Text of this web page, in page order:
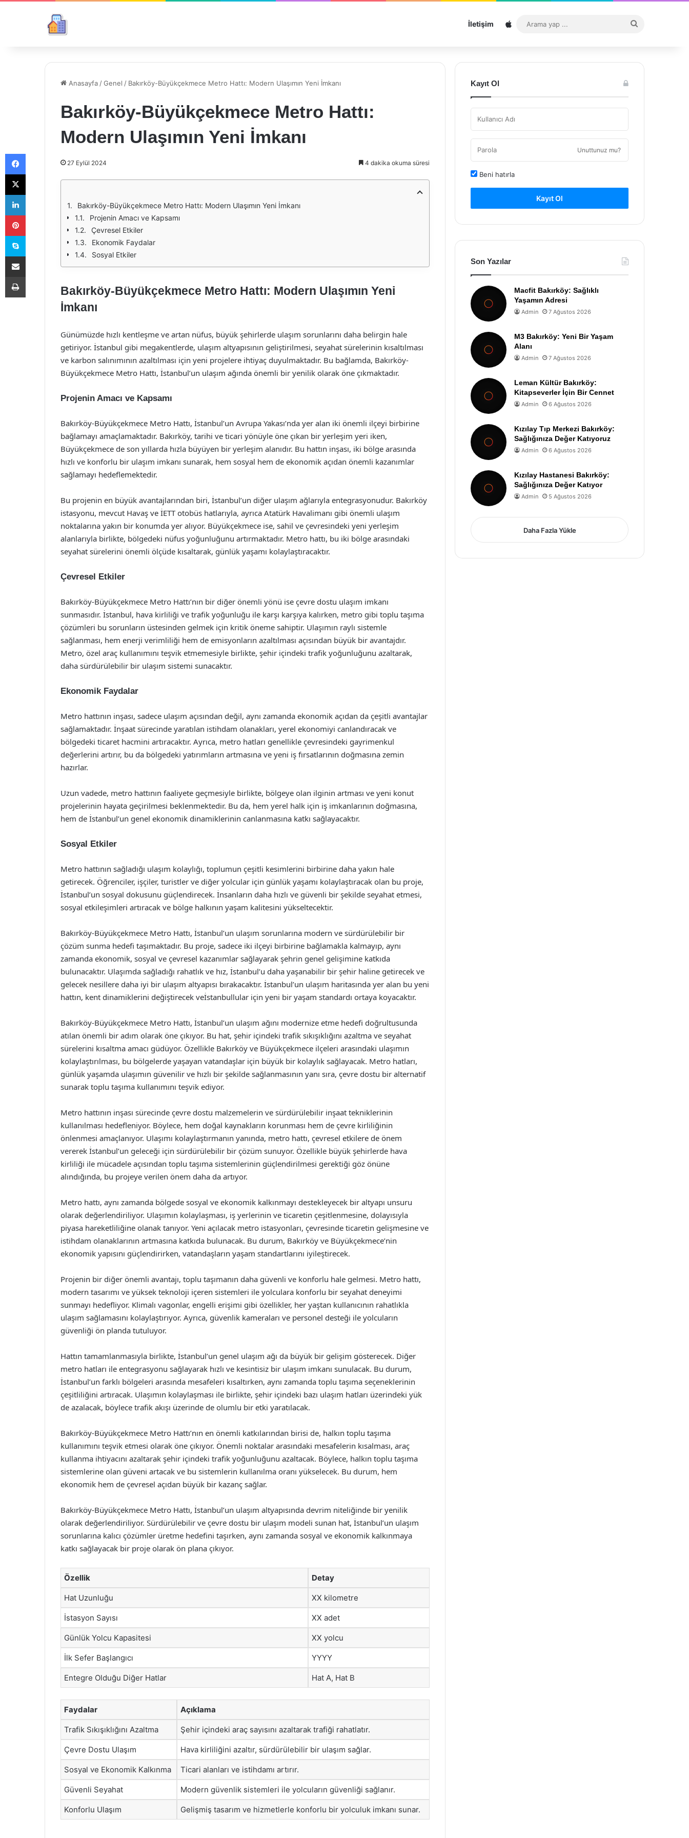
İletişim Sitemap
...
Anasayfa /Genel / Bakırköy-Büyükçekmece Metro Hattı: Modern Ulaşımın Yeni İmkanı
Bakırköy-Büyükçekmece Metro Hattı:
Modern Ulaşımın Yeni İmkanı
27 Eylül 2024 4 dakika okuma süresi
Bakırköy-Büyükçekmece Metro Hattı: Modern Ulaşımın Yeni İmkanı
Projenin Amacı ve Kapsamı
Çevresel Etkiler
Ekonomik Faydalar
Sosyal Etkiler
Bakırköy-Büyükçekmece Metro Hattı: Modern Ulaşımın Yeni
İmkanı
Günümüzde hızlı kentleşme ve artan nüfus, büyük şehirlerde ulaşım sorunlarını daha belirgin hale
getiriyor. İstanbul gibi megakentlerde, ulaşım altyapısının geliştirilmesi, seyahat sürelerinin kısaltılması
ve karbon salınımının azaltılması için yeni projelere ihtiyaç duyulmaktadır. Bu bağlamda, Bakırköy-
Büyükçekmece Metro Hattı, İstanbul’un ulaşım ağında önemli bir yenilik olarak öne çıkmaktadır.
Projenin Amacı ve Kapsamı
Bakırköy-Büyükçekmece Metro Hattı, İstanbul’un Avrupa Yakası’nda yer alan iki önemli ilçeyi birbirine
bağlamayı amaçlamaktadır. Bakırköy, tarihi ve ticari yönüyle öne çıkan bir yerleşim yeri iken,
Büyükçekmece de son yıllarda hızla büyüyen bir yerleşim alanıdır. Bu hattın inşası, iki bölge arasında
hızlı ve konforlu bir ulaşım imkanı sunarak, hem sosyal hem de ekonomik açıdan önemli kazanımlar
sağlamayı hedeflemektedir.
Bu projenin en büyük avantajlarından biri, İstanbul’un diğer ulaşım ağlarıyla entegrasyonudur. Bakırköy
istasyonu, mevcut Havaş ve İETT otobüs hatlarıyla, ayrıca Atatürk Havalimanı gibi önemli ulaşım
noktalarına yakın bir konumda yer alıyor. Büyükçekmece ise, sahil ve çevresindeki yeni yerleşim
alanlarıyla birlikte, bölgedeki nüfus yoğunluğunu artırmaktadır. Metro hattı, bu iki bölge arasındaki
seyahat sürelerini önemli ölçüde kısaltarak, günlük yaşamı kolaylaştıracaktır.
Çevresel Etkiler
Bakırköy-Büyükçekmece Metro Hattı’nın bir diğer önemli yönü ise çevre dostu ulaşım imkanı
sunmasıdır. İstanbul, hava kirliliği ve trafik yoğunluğu ile karşı karşıya kalırken, metro gibi toplu taşıma
çözümleri bu sorunların üstesinden gelmek için kritik öneme sahiptir. Ulaşımın raylı sistemle
sağlanması, hem enerji verimliliği hem de emisyonların azaltılması açısından büyük bir avantajdır.
Metro, özel araç kullanımını teşvik etmemesiyle birlikte, şehir içindeki trafik yoğunluğunu azaltarak,
daha sürdürülebilir bir ulaşım sistemi sunacaktır.
Ekonomik Faydalar
Metro hattının inşası, sadece ulaşım açısından değil, aynı zamanda ekonomik açıdan da çeşitli avantajlar
sağlamaktadır. İnşaat sürecinde yaratılan istihdam olanakları, yerel ekonomiyi canlandıracak ve
bölgedeki ticaret hacmini artıracaktır. Ayrıca, metro hatları genellikle çevresindeki gayrimenkul
değerlerini artırır, bu da bölgedeki yatırımların artmasına ve yeni iş fırsatlarının doğmasına zemin
hazırlar.
Uzun vadede, metro hattının faaliyete geçmesiyle birlikte, bölgeye olan ilginin artması ve yeni konut
projelerinin hayata geçirilmesi beklenmektedir. Bu da, hem yerel halk için iş imkanlarının doğmasına,
hem de İstanbul’un genel ekonomik dinamiklerinin canlanmasına katkı sağlayacaktır.
Sosyal Etkiler
Metro hattının sağladığı ulaşım kolaylığı, toplumun çeşitli kesimlerini birbirine daha yakın hale
getirecek. Öğrenciler, işçiler, turistler ve diğer yolcular için günlük yaşamı kolaylaştıracak olan bu proje,
İstanbul’un sosyal dokusunu güçlendirecek. İnsanların daha hızlı ve güvenli bir şekilde seyahat etmesi,
sosyal etkileşimleri artıracak ve bölge halkının yaşam kalitesini yükseltecektir.
Bakırköy-Büyükçekmece Metro Hattı, İstanbul’un ulaşım sorunlarına modern ve sürdürülebilir bir
çözüm sunma hedefi taşımaktadır. Bu proje, sadece iki ilçeyi birbirine bağlamakla kalmayıp, aynı
zamanda ekonomik, sosyal ve çevresel kazanımlar sağlayarak şehrin genel gelişimine katkıda
bulunacaktır. Ulaşımda sağladığı rahatlık ve hız, İstanbul’u daha yaşanabilir bir şehir haline getirecek ve
gelecek nesillere daha iyi bir ulaşım altyapısı bırakacaktır. İstanbul’un ulaşım haritasında yer alan bu yeni
hattın, kent dinamiklerini değiştirecek veİstanbullular için yeni bir yaşam standardı ortaya koyacaktır.
Bakırköy-Büyükçekmece Metro Hattı, İstanbul’un ulaşım ağını modernize etme hedefi doğrultusunda
atılan önemli bir adım olarak öne çıkıyor. Bu hat, şehir içindeki trafik sıkışıklığını azaltma ve seyahat
sürelerini kısaltma amacı güdüyor. Özellikle Bakırköy ve Büyükçekmece ilçeleri arasındaki ulaşımın
kolaylaştırılması, bu bölgelerde yaşayan vatandaşlar için büyük bir kolaylık sağlayacak. Metro hatları,
günlük yaşamda ulaşımın güvenilir ve hızlı bir şekilde sağlanmasının yanı sıra, çevre dostu bir alternatif
sunarak toplu taşıma kullanımını teşvik ediyor.
Metro hattının inşası sürecinde çevre dostu malzemelerin ve sürdürülebilir inşaat tekniklerinin
kullanılması hedefleniyor. Böylece, hem doğal kaynakların korunması hem de çevre kirliliğinin
önlenmesi amaçlanıyor. Ulaşımı kolaylaştırmanın yanında, metro hattı, çevresel etkilere de önem
vererek İstanbul’un geleceği için sürdürülebilir bir çözüm sunuyor. Özellikle büyük şehirlerde hava
kirliliği ile mücadele açısından toplu taşıma sistemlerinin güçlendirilmesi gerektiği göz önüne
alındığında, bu projeye verilen önem daha da artıyor.
Metro hattı, aynı zamanda bölgede sosyal ve ekonomik kalkınmayı destekleyecek bir altyapı unsuru
olarak değerlendiriliyor. Ulaşımın kolaylaşması, iş yerlerinin ve ticaretin çeşitlenmesine, dolayısıyla
piyasa hareketliliğine olanak tanıyor. Yeni açılacak metro istasyonları, çevresinde ticaretin gelişmesine ve
istihdam olanaklarının artmasına katkıda bulunacak. Bu durum, Bakırköy ve Büyükçekmece’nin
ekonomik yapısını güçlendirirken, vatandaşların yaşam standartlarını iyileştirecek.
Projenin bir diğer önemli avantajı, toplu taşımanın daha güvenli ve konforlu hale gelmesi. Metro hattı,
modern tasarımı ve yüksek teknoloji içeren sistemleri ile yolculara konforlu bir seyahat deneyimi
sunmayı hedefliyor. Klimalı vagonlar, engelli erişimi gibi özellikler, her yaştan kullanıcının rahatlıkla
ulaşım sağlamasını kolaylaştırıyor. Ayrıca, güvenlik kameraları ve personel desteği ile yolcuların
güvenliği ön planda tutuluyor.
Hattın tamamlanmasıyla birlikte, İstanbul’un genel ulaşım ağı da büyük bir gelişim gösterecek. Diğer
metro hatları ile entegrasyonu sağlayarak hızlı ve kesintisiz bir ulaşım imkanı sunulacak. Bu durum,
İstanbul’un farklı bölgeleri arasında mesafeleri kısaltırken, aynı zamanda toplu taşıma seçeneklerinin
çeşitliliğini artıracak. Ulaşımın kolaylaşması ile birlikte, şehir içindeki bazı ulaşım hatları üzerindeki yük
de azalacak, böylece trafik akışı üzerinde de olumlu bir etki yaratılacak.
Bakırköy-Büyükçekmece Metro Hattı’nın en önemli katkılarından birisi de, halkın toplu taşıma
kullanımını teşvik etmesi olarak öne çıkıyor. Önemli noktalar arasındaki mesafelerin kısalması, araç
kullanma ihtiyacını azaltarak şehir içindeki trafik yoğunluğunu azaltacak. Böylece, halkın toplu taşıma
sistemlerine olan güveni artacak ve bu sistemlerin kullanılma oranı yükselecek. Bu durum, hem
ekonomik hem de çevresel açıdan büyük bir kazanç sağlar.
Bakırköy-Büyükçekmece Metro Hattı, İstanbul’un ulaşım altyapısında devrim niteliğinde bir yenilik
olarak değerlendiriliyor. Sürdürülebilir ve çevre dostu bir ulaşım modeli sunan hat, İstanbul’un ulaşım
sorunlarına kalıcı çözümler üretme hedefini taşırken, aynı zamanda sosyal ve ekonomik kalkınmaya
katkı sağlayacak bir proje olarak ön plana çıkıyor.
Özellik Detay
Hat Uzunluğu XX kilometre
İstasyon Sayısı XX adet
Günlük Yolcu Kapasitesi XX yolcu
İlk Sefer Başlangıcı YYYY
Entegre Olduğu Diğer Hatlar Hat A, Hat B
Faydalar Açıklama
Trafik Sıkışıklığını Azaltma Şehir içindeki araç sayısını azaltarak trafiği rahatlatır.
Çevre Dostu Ulaşım Hava kirliliğini azaltır, sürdürülebilir bir ulaşım sağlar.
Sosyal ve Ekonomik Kalkınma Ticari alanları ve istihdamı artırır.
Güvenli Seyahat Modern güvenlik sistemleri ile yolcuların güvenliği sağlanır.
Konforlu Ulaşım Gelişmiş tasarım ve hizmetlerle konforlu bir yolculuk imkanı sunar.
Kayıt Ol
Unuttunuz mu?
Beni hatırla
Kayıt Ol
Son Yazılar
Macfit Bakırköy: Sağlıklı
Yaşamın Adresi
Admin 7 Ağustos 2026
M3 Bakırköy: Yeni Bir Yaşam
Alanı
Admin 7 Ağustos 2026
Leman Kültür Bakırköy:
Kitapseverler İçin Bir Cennet
Admin 6 Ağustos 2026
Kızılay Tıp Merkezi Bakırköy:
Sağlığınıza Değer Katıyoruz
Admin 6 Ağustos 2026
Kızılay Hastanesi Bakırköy:
Sağlığınıza Değer Katıyor
Admin 5 Ağustos 2026
Daha Fazla Yükle
Facebook
X
LinkedIn
Pinterest
Skype
E-Posta ile paylaş